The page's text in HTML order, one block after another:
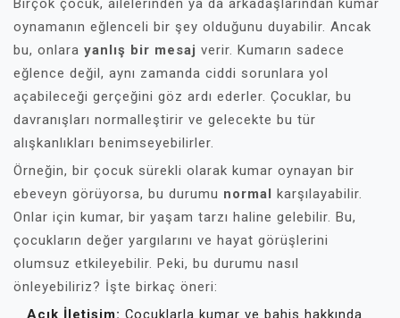
Birçok çocuk, ailelerinden ya da arkadaşlarından kumar
oynamanın eğlenceli bir şey olduğunu duyabilir. Ancak
bu, onlara yanlış bir mesaj verir. Kumarın sadece
eğlence değil, aynı zamanda ciddi sorunlara yol
açabileceği gerçeğini göz ardı ederler. Çocuklar, bu
davranışları normalleştirir ve gelecekte bu tür
alışkanlıkları benimseyebilirler.
Örneğin, bir çocuk sürekli olarak kumar oynayan bir
ebeveyn görüyorsa, bu durumu normal karşılayabilir.
Onlar için kumar, bir yaşam tarzı haline gelebilir. Bu,
çocukların değer yargılarını ve hayat görüşlerini
olumsuz etkileyebilir. Peki, bu durumu nasıl
önleyebiliriz? İşte birkaç öneri:
Açık İletişim: Çocuklarla kumar ve bahis hakkında